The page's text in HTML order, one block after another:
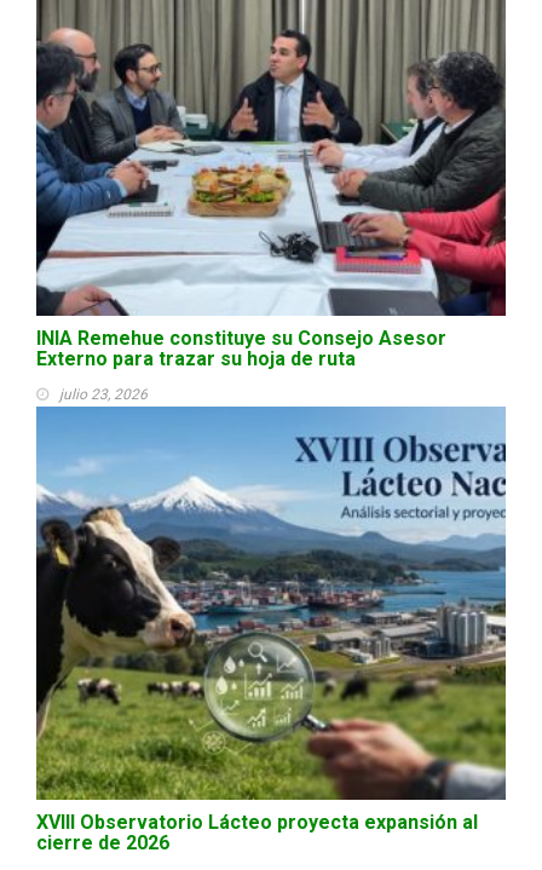
INIA Remehue constituye su Consejo Asesor
Externo para trazar su hoja de ruta
julio 23, 2026
XVIII Observatorio Lácteo proyecta expansión al
cierre de 2026